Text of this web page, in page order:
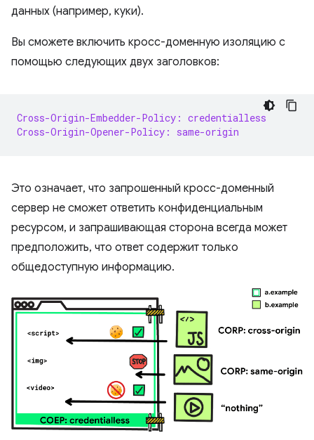
данных (например, куки).
Вы сможете включить кросс-доменную изоляцию с
помощью следующих двух заголовков:
Cross-Origin-Embedder-Policy: credentialless
Cross-Origin-Opener-Policy: same-origin
Это означает, что запрошенный кросс-доменный
сервер не сможет ответить конфиденциальным
ресурсом, и запрашивающая сторона всегда может
предположить, что ответ содержит только
общедоступную информацию.